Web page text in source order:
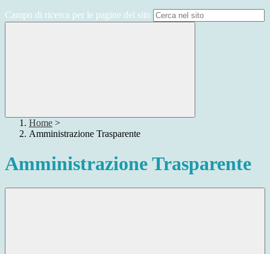
Campo di ricerca per le pagine del sito
Home >
Amministrazione Trasparente
Amministrazione Trasparente